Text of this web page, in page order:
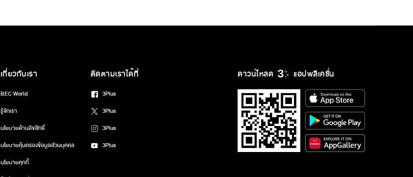
ดาวน์โหลด แอปพลิเคชั่น
เกี่ยวกับเรา
BEC World
รู้จักเรา
นโยบายด้านลิขสิทธิ์
นโยบายคุ้มครองข้อมูลส่วนบุคคล
นโยบายคุกกี้
ติดตามเราได้ที่
3Plus
3Plus
3Plus
3Plus